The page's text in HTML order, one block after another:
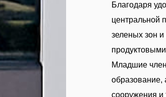
Благодаря
центральной
зеленых зон
Младшие
образование,
сооружения и